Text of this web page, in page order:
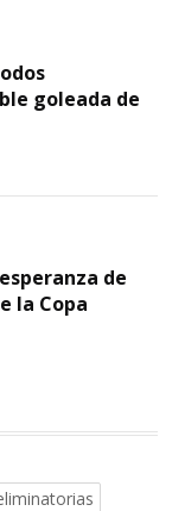
goleada de
de
la Copa